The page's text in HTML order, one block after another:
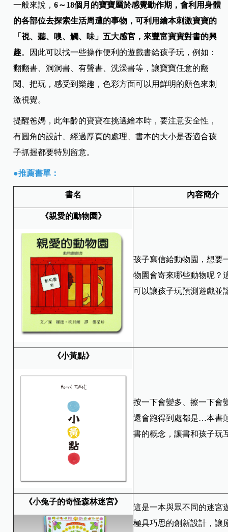
一般來說，6～18個月的寶寶屬於感覺動作期，會利用身體
的各部位去探索生活周遭的事物，可利用繪本刺激寶寶的
「視、聽、嗅、觸、味」五大感官，來豐富寶寶對書的興
趣。因此可以找一些操作便利的遊戲書給孩子玩，例如：
翻翻書、洞洞書、有聲書、洗澡書等，讓寶寶任意的翻
閱、把玩，感受到樂趣，色彩方面可以用鮮明的顏色來刺
激視覺。
提醒爸媽，此年齡的寶寶在挑選繪本時，要注意安全性，
有圓角的設計、經過厚頁的處理、書本的大小是否適合孩
子抓握都要特別留意。
●推薦書單：
書名 內容簡介
《親愛的動物園》
孩子寫信給動物園，想要
物園會寄來哪些動物呢？
可以讓孩子玩預測遊戲並
《小黃點》
按一下會變多、擦一下會
還會跑得到處都是…本書
書的概念，讓書和孩子玩
《小兔子的奇怪森林迷宮》
這是一本與眾不同的迷宮
極具巧思的創新設計，讓